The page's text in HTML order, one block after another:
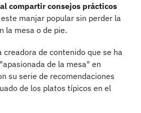
compartir consejos prácticos
manjar popular sin perder la
la mesa o de pie.
creadora de contenido que se ha
de la mesa" en
su serie de recomendaciones
de los platos típicos en el